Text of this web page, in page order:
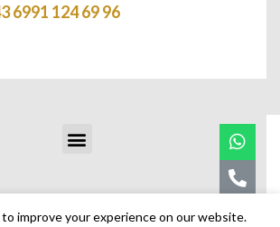
6991 124 69 96
improve your experience on our website.